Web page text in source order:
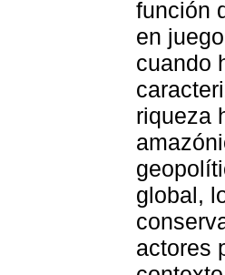
función
en
cuando
riqueza
global,
actores